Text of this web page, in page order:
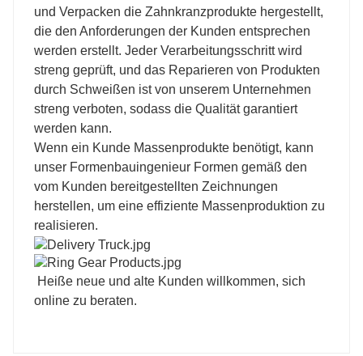
und Verpacken die Zahnkranzprodukte hergestellt,
die den Anforderungen der Kunden entsprechen
werden erstellt. Jeder Verarbeitungsschritt wird
streng geprüft, und das Reparieren von Produkten
durch Schweißen ist von unserem Unternehmen
streng verboten, sodass die Qualität garantiert
werden kann.
Wenn ein Kunde Massenprodukte benötigt, kann
unser Formenbauingenieur Formen gemäß den
vom Kunden bereitgestellten Zeichnungen
herstellen, um eine effiziente Massenproduktion zu
realisieren.
Heiße neue und alte Kunden willkommen, sich
online zu beraten.